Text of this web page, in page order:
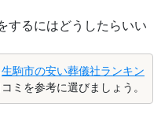
するにはどうしたらいい
生駒市の安い葬儀社ランキン
ミを参考に選びましょう。